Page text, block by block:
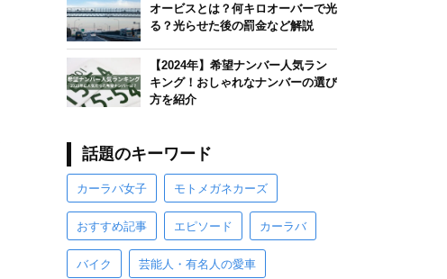
オービスとは？何キロオーバーで光
る？光らせた後の罰金など解説
【2024年】希望ナンバー人気ラン
キング！おしゃれなナンバーの選び
方を紹介
話題のキーワード
カーラバ女子 モトメガネカーズ
おすすめ記事 エピソード カーラバ
バイク 芸能人・有名人の愛車